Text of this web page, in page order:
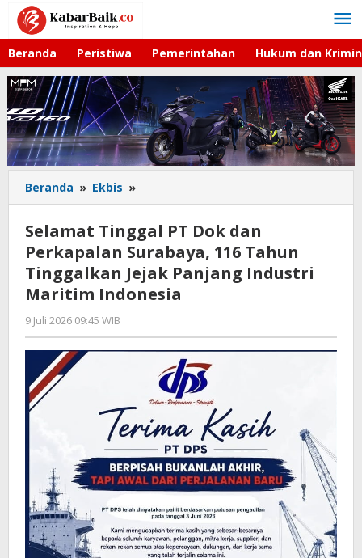
Lewati
konten
Beranda Peristiwa Pemerintahan Hukum dan
Beranda » Ekbis »
Tinggal
Dok
dan
Perkapalan
Surabaya,
Tinggalkan
Jejak
Panjang
Industri
Maritim
Indonesia
Selamat Tinggal PT Dok dan
Perkapalan Surabaya, 116 Tahun
Tinggalkan Jejak Panjang Industri
Maritim Indonesia
9 Juli 2026 09:45 WIB
Imam
WD